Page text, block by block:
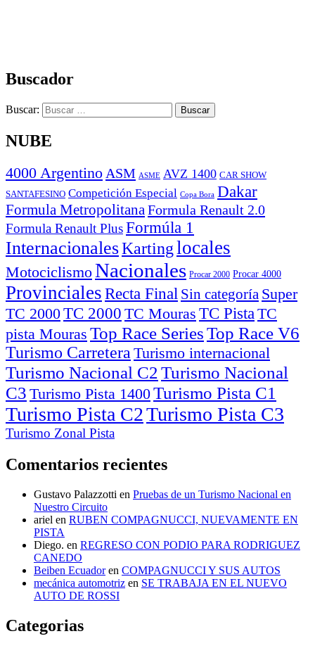
Buscador
Buscar:
NUBE
4000 Argentino ASM ASME AVZ 1400 CAR SHOW
SANTAFESINO Competición Especial Copa Bora Dakar
Formula MetropolitanaFormula Renault 2.0
Formula Renault PlusFormúla 1
InternacionalesKartinglocales
MotociclismoNacionales Procar 2000 Procar 4000
Provinciales Recta Final Sin categoría Super
TC 2000TC 2000 TC Mouras TC Pista TC
pista Mouras Top Race Series
Turismo Carretera Turismo internacional
Turismo Nacional C2Turismo Nacional
C3 Turismo Pista 1400Turismo Pista C1
Turismo Pista C2Turismo Pista C3
Turismo Zonal Pista
Comentarios recientes
Gustavo Palazzotti en Pruebas de un Turismo Nacional en
Nuestro Circuito
ariel en RUBEN COMPAGNUCCI, NUEVAMENTE EN
PISTA
Diego. en REGRESO CON PODIO PARA RODRIGUEZ
CANEDO
Beiben Ecuadoren COMPAGNUCCI Y SUS AUTOS
mecánica automotriz en SE TRABAJA EN EL NUEVO
AUTO DE ROSSI
Categorias